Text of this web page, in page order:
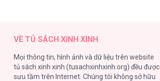
VỀ TỦ SÁCH XINH XINH
Mọi thông tin, hình ảnh và dữ liệu trên website
tủ sách xinh xinh (tusachxinhxinh.org) đều được
sưu tầm trên Internet. Chúng tôi không sở hữu